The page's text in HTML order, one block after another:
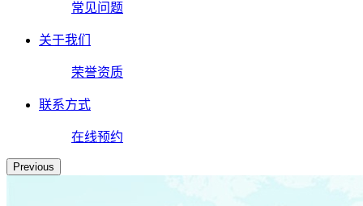
常见问题
关于我们
荣誉资质
联系方式
在线预约
Previous